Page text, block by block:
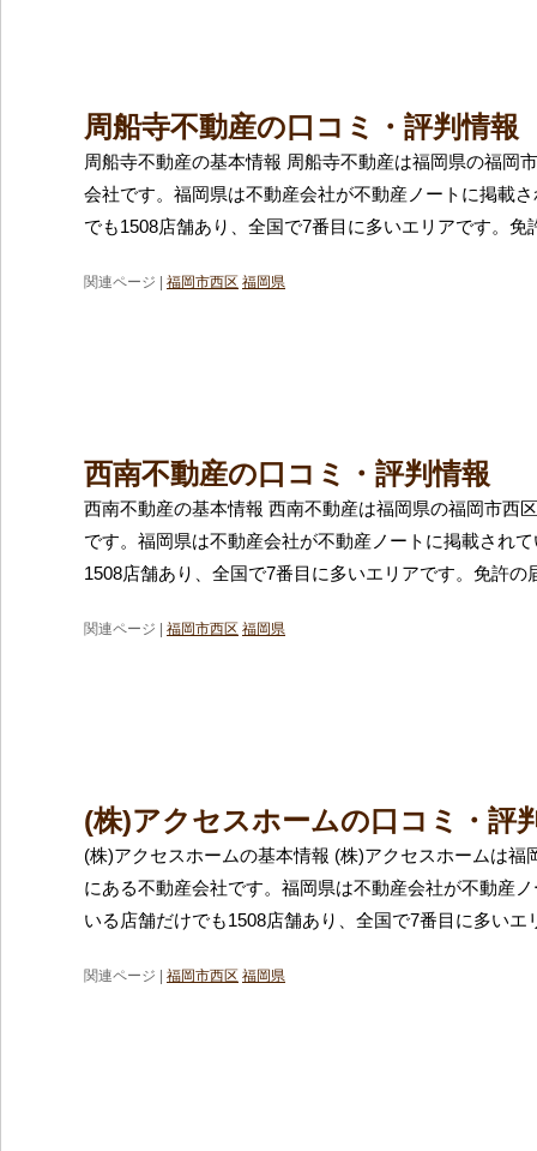
周船寺不動産の口コミ・評判情報
周船寺不動産の基本情報 周船寺不動産は福岡県の福岡
会社です。福岡県は不動産会社が不動産ノートに掲載
でも1508店舗あり、全国で7番目に多いエリアです。免
関連ページ | 福岡市西区 福岡県
西南不動産の口コミ・評判情報
西南不動産の基本情報 西南不動産は福岡県の福岡市西
です。福岡県は不動産会社が不動産ノートに掲載され
1508店舗あり、全国で7番目に多いエリアです。免許の
関連ページ | 福岡市西区 福岡県
(株)アクセスホームの口コミ・評
(株)アクセスホームの基本情報 (株)アクセスホームは福
にある不動産会社です。福岡県は不動産会社が不動産
いる店舗だけでも1508店舗あり、全国で7番目に多いエ
関連ページ | 福岡市西区 福岡県